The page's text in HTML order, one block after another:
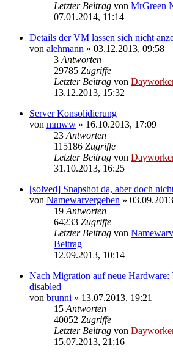
Letzter Beitrag von MrGreen
07.01.2014, 11:14
Details der VM lassen sich nicht
von alehmann » 03.12.2013, 09:58
3 Antworten
29785 Zugriffe
Letzter Beitrag von
13.12.2013, 15:32
Server Konsolidierung
von mmww » 16.10.2013, 17:09
23 Antworten
115186 Zugriffe
Letzter Beitrag von
31.10.2013, 16:25
[solved] Snapshot da, aber doch
von Namewarvergeben »
19 Antworten
64233 Zugriffe
Letzter Beitrag von
Beitrag
12.09.2013, 10:14
Nach Migration auf neue Hardware:
disabled
von brunni » 13.07.2013, 19:21
15 Antworten
40052 Zugriffe
Letzter Beitrag von
15.07.2013, 21:16